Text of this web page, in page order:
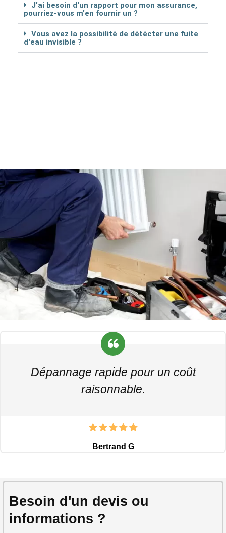
J'ai besoin d'un rapport pour mon assurance,
pourriez-vous m'en fournir un ?
Vous avez la possibilité de détécter une fuite
d'eau invisible ?
Dépannage rapide pour un coût
raisonnable.
Bertrand G
Besoin d'un devis ou
informations ?